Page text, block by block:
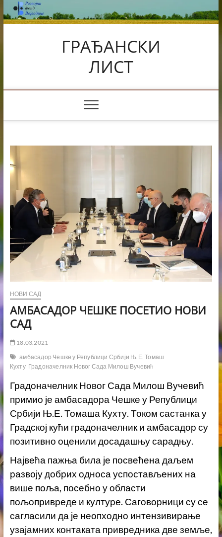
Skip
to
content
ГРАЂАНСКИ
ЛИСТ
НОВИ САД
АМБАСАДОР ЧЕШКЕ ПОСЕТИО НОВИ
САД
18.03.2021
амбасадор Чешке у Републици Србији Њ.Е. Томаш
Кухту Градоначелник Новог Сада Милош Вучевић
Градоначелник Новог Сада Милош Вучевић
примио је амбасадора Чешке у Републици
Србији Њ.Е. Томаша Кухту. Током састанка у
Градској кући градоначелник и амбасадор су
позитивно оценили досадашњу сарадњу.
Највећа пажња била је посвећена даљем
развоју добрих односа успостављених на
више поља, посебно у области
пољопривреде и културе. Саговорници су се
сагласили да је неопходно интензивирање
узајамних контаката привредника две земље,